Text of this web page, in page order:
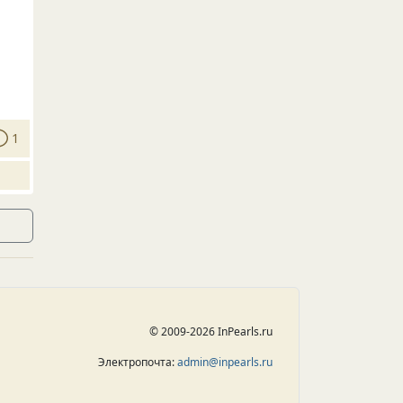
1
© 2009-2026 InPearls.ru
Электропочта:admin@inpearls.ru